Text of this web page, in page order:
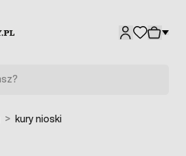
> kury nioski